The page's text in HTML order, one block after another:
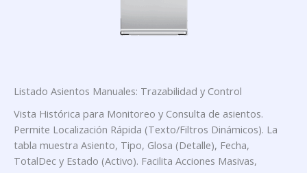
Listado Asientos Manuales: Trazabilidad y Control
Vista Histórica para Monitoreo y Consulta de asientos.
Permite Localización Rápida (Texto/Filtros Dinámicos). La
tabla muestra Asiento, Tipo, Glosa (Detalle), Fecha,
TotalDec y Estado (Activo). Facilita Acciones Masivas,